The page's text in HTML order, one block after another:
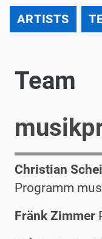
ARTISTS
Team
Christian
Programm
Fränk Zimmer